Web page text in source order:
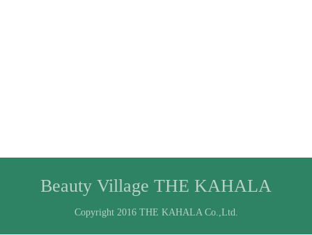
Beauty Village THE KAHALA
Copyright 2016 THE KAHALA Co.,Ltd.